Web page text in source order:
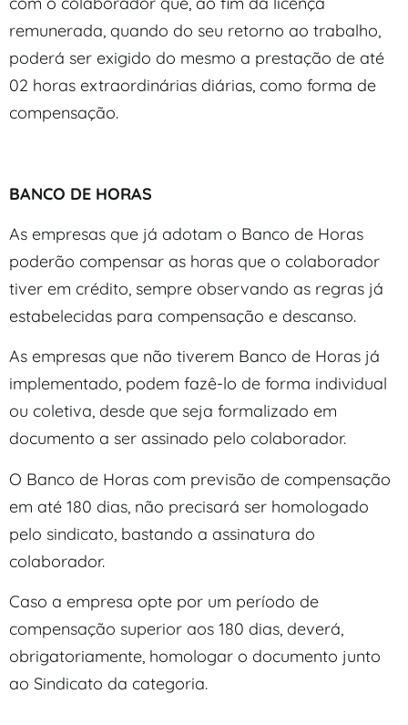
remunerada, quando do seu retorno ao trabalho,
poderá ser exigido do mesmo a prestação de até
02 horas extraordinárias diárias, como forma de
compensação.
BANCO DE HORAS
As empresas que já adotam o Banco de Horas
poderão compensar as horas que o colaborador
tiver em crédito, sempre observando as regras já
estabelecidas para compensação e descanso.
As empresas que não tiverem Banco de Horas já
implementado, podem fazê-lo de forma individual
ou coletiva, desde que seja formalizado em
documento a ser assinado pelo colaborador.
O Banco de Horas com previsão de compensação
em até 180 dias, não precisará ser homologado
pelo sindicato, bastando a assinatura do
colaborador.
Caso a empresa opte por um período de
compensação superior aos 180 dias, deverá,
obrigatoriamente, homologar o documento junto
ao Sindicato da categoria.